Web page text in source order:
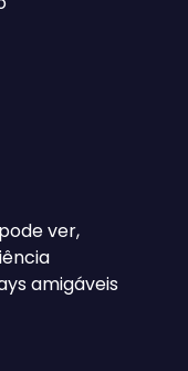
ver,
amigáveis